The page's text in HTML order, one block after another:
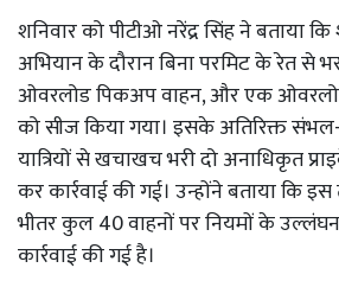
शनिवार को पीटीओ नरेंद्र सिंह ने बताया
अभियान के दौरान बिना परमिट के रेत से
ओवरलोड पिकअप वाहन, और एक
को सीज किया गया। इसके अतिरिक्त संभल-
यात्रियों से खचाखच भरी दो अनाधिकृत
कर कार्रवाई की गई। उन्होंने बताया कि
भीतर कुल 40 वाहनों पर नियमों के
कार्रवाई की गई है।